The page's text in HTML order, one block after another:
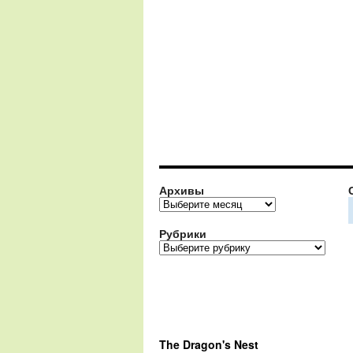
Архивы
Архивы
Рубрики
Рубрики
The Dragon's Nest